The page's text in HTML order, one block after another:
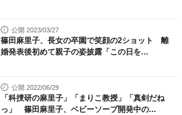
公開 2023/03/27
篠田麻里子、長女の卒園で笑顔の2ショット 離
婚発表後初めて親子の姿披露「この日を...
公開 2022/06/29
「科捜研の麻里子」「まりこ教授」「真剣だね
っ」 篠田麻里子、ベビーソープ開発中の...